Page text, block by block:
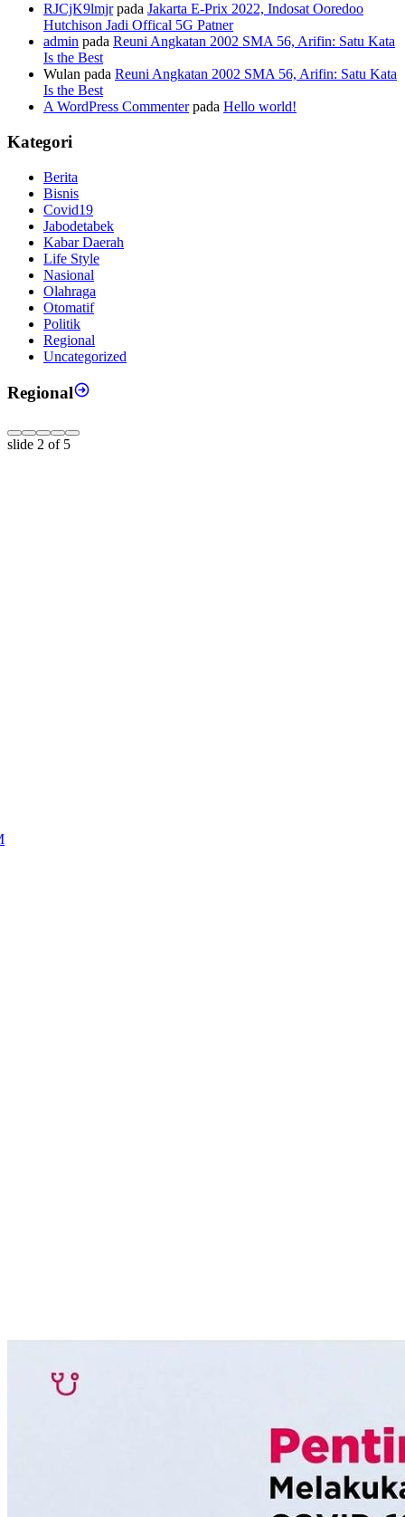
RJCjK9lmjrpada Jakarta E-Prix 2022, Indosat Ooredoo
Hutchison Jadi Offical 5G Patner
admin pada Reuni Angkatan 2002 SMA 56, Arifin: Satu Kata
Is the Best
Wulan pada Reuni Angkatan 2002 SMA 56, Arifin: Satu Kata
Is the Best
A WordPress Commenterpada Hello world!
Kategori
Berita
Bisnis
Covid19
Jabodetabek
Kabar Daerah
Life Style
Nasional
Olahraga
Otomatif
Politik
Regional
Uncategorized
Regional
slide 2 of 5